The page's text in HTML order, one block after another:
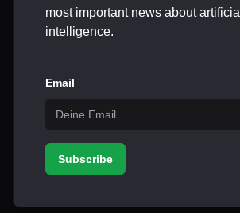
most important news about artificial
intelligence.
Email
Subscribe